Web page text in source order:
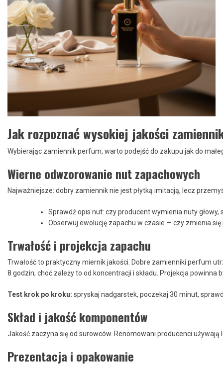
Jak rozpoznać wysokiej jakości
Wybierając zamiennik perfum, warto podejść do zakupu jak do
Wierne odwzorowanie nut zapachowych
Najważniejsze: dobry zamiennik nie jest płytką imitacją, lecz
Sprawdź opis nut: czy producent wymienia nuty głowy,
Obserwuj ewolucję zapachu w czasie — czy zmienia się
Trwałość i projekcja zapachu
Trwałość to praktyczny miernik jakości. Dobre zamienniki perfum
8 godzin, choć zależy to od koncentracji i składu. Projekcja
Test krok po kroku: spryskaj nadgarstek, poczekaj 30 minut,
Skład i jakość komponentów
Jakość zaczyna się od surowców. Renomowani producenci
Prezentacja i opakowanie